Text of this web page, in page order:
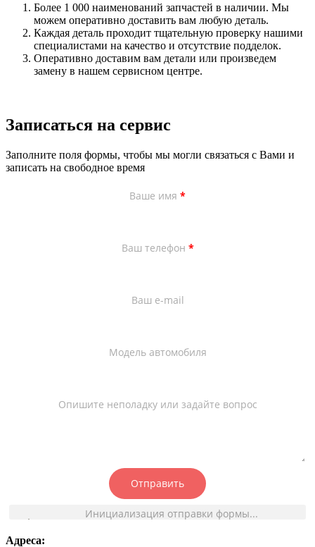
Более 1 000 наименований запчастей в наличии. Мы
можем оперативно доставить вам любую деталь.
Каждая деталь проходит тщательную проверку нашими
специалистами на качество и отсутствие подделок.
Оперативно доставим вам детали или произведем
замену в нашем сервисном центре.
Записаться на сервис
Заполните поля формы, чтобы мы могли связаться с Вами и
записать на свободное время
Ваше имя *
Ваш телефон *
Ваш e-mail
Модель автомобиля
Опишите неполадку или задайте вопрос
Отправить
Инициализация отправки формы...
Адреса: